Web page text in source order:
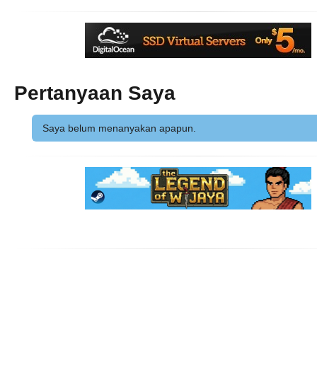
Pertanyaan Saya
Saya belum menanyakan apapun.